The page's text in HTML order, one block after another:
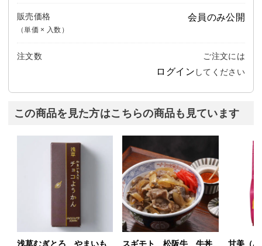
販売価格
（単価 × 入数）
会員のみ公開
注文数 ご注文には
ログイン してください
この商品を見た方はこちらの商品も見ています
浅草むぎとろ やまいも
スギモト 松阪牛 牛丼
甘美（